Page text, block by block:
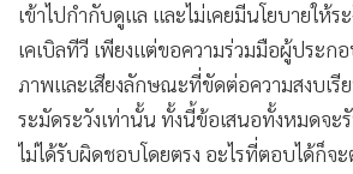
เข้าไปกำกับดูแล และไม่เคยมีนโยบายให้
เคเบิลทีวี เพียงแต่ขอความร่วมมือผู้ประก
ภาพและเสียงลักษณะที่ขัดต่อความสงบเรี
ระมัดระวังเท่านั้น ทั้งนี้ข้อเสนอทั้งหมดจะ
ไม่ได้รับผิดชอบโดยตรง อะไรที่ตอบได้ก็จ